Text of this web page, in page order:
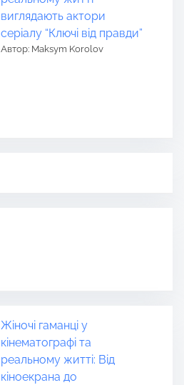
виглядають актори
серіалу “Ключі від правди”
Автор: Maksym Korolov
Жіночі гаманці у
кінематографі та
реальному житті: Від
кіноекрана до